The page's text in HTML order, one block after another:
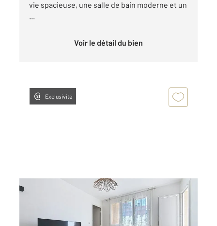
vie spacieuse, une salle de bain moderne et un
Voir le détail du bien
Exclusivité